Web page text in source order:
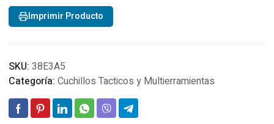
cantidad
Imprimir Producto
SKU: 38E3A5
Categoría: Cuchillos Tacticos y Multierramientas